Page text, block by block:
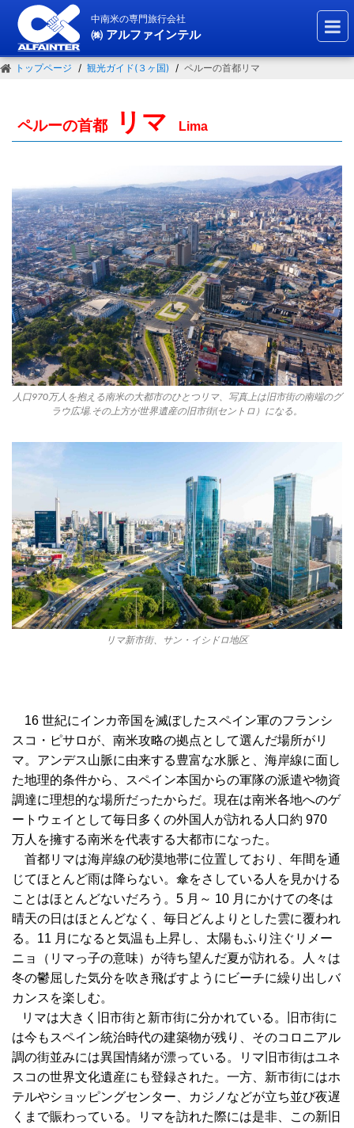
中南米の専門旅行会社
㈱ アルファインテル
トップページ 観光ガイド(３ヶ国) ペルーの首都リマ
ペルーの首都 リマ Lima
人口970万人を抱える南米の大都市のひとつリマ、写真上は旧市街の南端のグ
ラウ広場.その上方が世界遺産の旧市街(セントロ）になる。
リマ新市街、サン・イシドロ地区
16 世紀にインカ帝国を滅ぼしたスペイン軍のフランシ
スコ・ピサロが、南米攻略の拠点として選んだ場所がリ
マ。アンデス山脈に由来する豊富な水脈と、海岸線に面し
た地理的条件から、スペイン本国からの軍隊の派遣や物資
調達に理想的な場所だったからだ。現在は南米各地へのゲ
ートウェイとして毎日多くの外国人が訪れる人口約 970
万人を擁する南米を代表する大都市になった。
首都リマは海岸線の砂漠地帯に位置しており、年間を通
じてほとんど雨は降らない。傘をさしている人を見かける
ことはほとんどないだろう。5 月～ 10 月にかけての冬は
晴天の日はほとんどなく、毎日どんよりとした雲に覆われ
る。11 月になると気温も上昇し、太陽もふり注ぐリメー
ニョ（リマっ子の意味）が待ち望んだ夏が訪れる。人々は
冬の鬱屈した気分を吹き飛ばすようにビーチに繰り出しバ
カンスを楽しむ。
リマは大きく旧市街と新市街に分かれている。旧市街に
は今もスペイン統治時代の建築物が残り、そのコロニアル
調の街並みには異国情緒が漂っている。リマ旧市街はユネ
スコの世界文化遺産にも登録された。一方、新市街にはホ
テルやショッピングセンター、カジノなどが立ち並び夜遅
くまで賑わっている。リマを訪れた際には是非、この新旧